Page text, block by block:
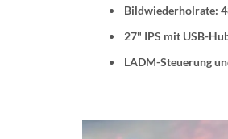
Bildwiederholrate:
27" IPS mit USB-
LADM-Steuerung